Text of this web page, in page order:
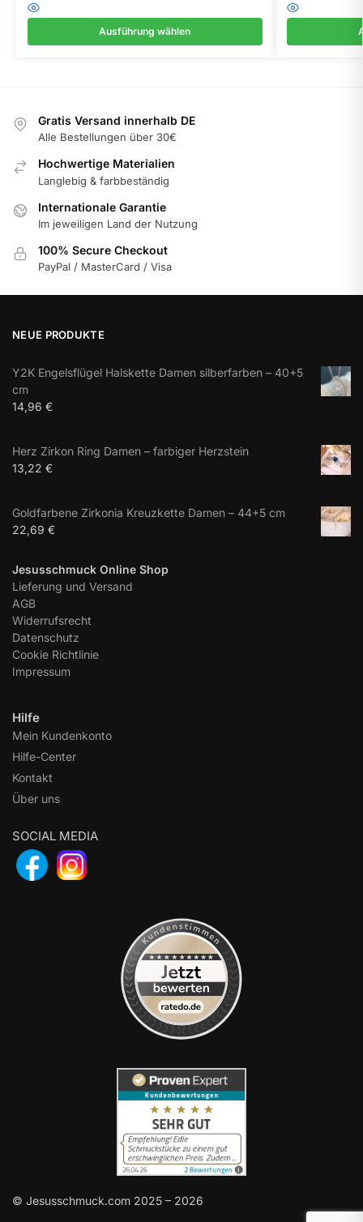
Ausführung wählen
Gratis Versand innerhalb DE
Alle Bestellungen über 30€
Hochwertige Materialien
Langlebig & farbbeständig
Internationale Garantie
Im jeweiligen Land der Nutzung
100% Secure Checkout
PayPal / MasterCard / Visa
NEUE PRODUKTE
Y2K Engelsflügel Halskette Damen silberfarben – 40+5
cm
14,96 €
Herz Zirkon Ring Damen – farbiger Herzstein
13,22 €
Goldfarbene Zirkonia Kreuzkette Damen – 44+5 cm
22,69 €
Jesusschmuck Online Shop
Lieferung und Versand
AGB
Widerrufsrecht
Datenschutz
Cookie Richtlinie
Impressum
Hilfe
Mein Kundenkonto
Hilfe-Center
Kontakt
Über uns
SOCIAL MEDIA
© Jesusschmuck.com 2025 – 2026